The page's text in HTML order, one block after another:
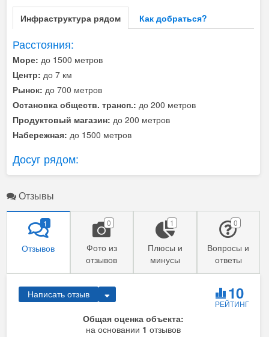
Инфраструктура рядом Как добраться?
Расстояния:
Море: до 1500 метров
Центр: до 7 км
Рынок: до 700 метров
Остановка обществ. трансп.: до 200 метров
Продуктовый магазин: до 200 метров
Набережная: до 1500 метров
Досуг рядом:
Отзывы
Отзывов
1
Фото из
отзывов
0
Плюсы и
минусы
1
Вопросы и
ответы
0
Написать отзыв 10
РЕЙТИНГ
Общая оценка объекта:
на основании 1 отзывов